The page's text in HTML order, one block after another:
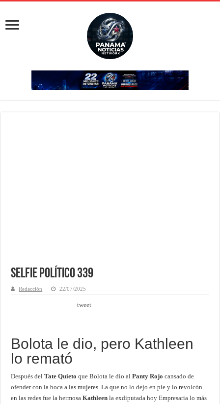
Selfie Político 339
Redacción 22/07/2025
tweet
Bolota le dio, pero Kathleen
lo remató
Después delTate Quieto que Bolota le dio alPanty Rojo cansado de
ofender con la boca a las mujeres. La que no lo dejo en pie y lo revolcón
en las redes fue la hermosaKathleen la exdiputada hoy Empresaria lo más